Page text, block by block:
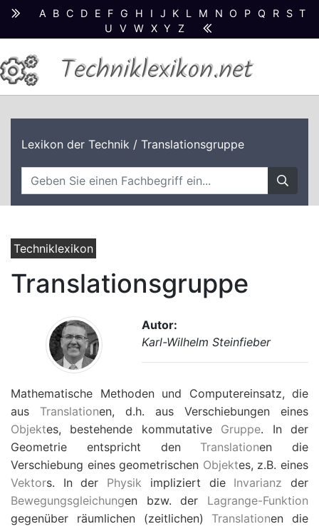
A B C D E F G H I J K L M N O P Q R S T
U
V W X Y Z
Techniklexikon.net
Lexikon der Technik / Translationsgruppe
Techniklexikon
Translationsgruppe
Autor:
Karl-Wilhelm Steinfieber
Mathematische Methoden und Computereinsatz, die
aus Translationen, d.h. aus Verschiebungen eines
Objektes, bestehende kommutative Gruppe. In der
Geometrie entspricht den Translationen die
Verschiebung eines geometrischen Objektes, z.B. eines
Vektors. In der Physik impliziert die Invarianz der
Bewegungsgleichungen bzw. der Lagrange-Funktion
gegenüber räumlichen (zeitlichen) Translationen die